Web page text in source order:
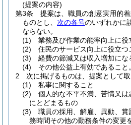
(提案の内容)
第3条
提案は、職員の創意実用的
ものとし、 次の各号のいずれかに
ならない。
(1)
業務及び作業の能率向上に役
(2)
住民のサービス向上に役立つ
(3)
経費の節減又は収入増加にな
(4)
その他公益上有効であること。
2
次に掲げるものは、提案として
(1)
私事に関すること
(2)
個人的な不平不満、苦情又
にとどまるもの
(3)
職員の採用、解雇、異動、
務時間その他の勤務条件の変更